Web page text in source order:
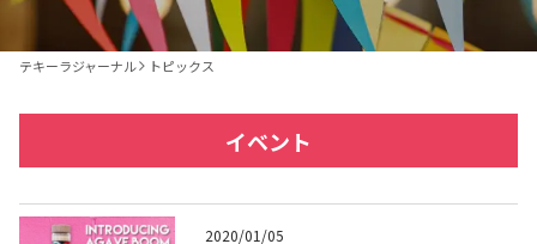
テキーラとは What’s Tequila
テキーラマーケット
テキーラジャーナル トピックス
イベント
2020/01/05